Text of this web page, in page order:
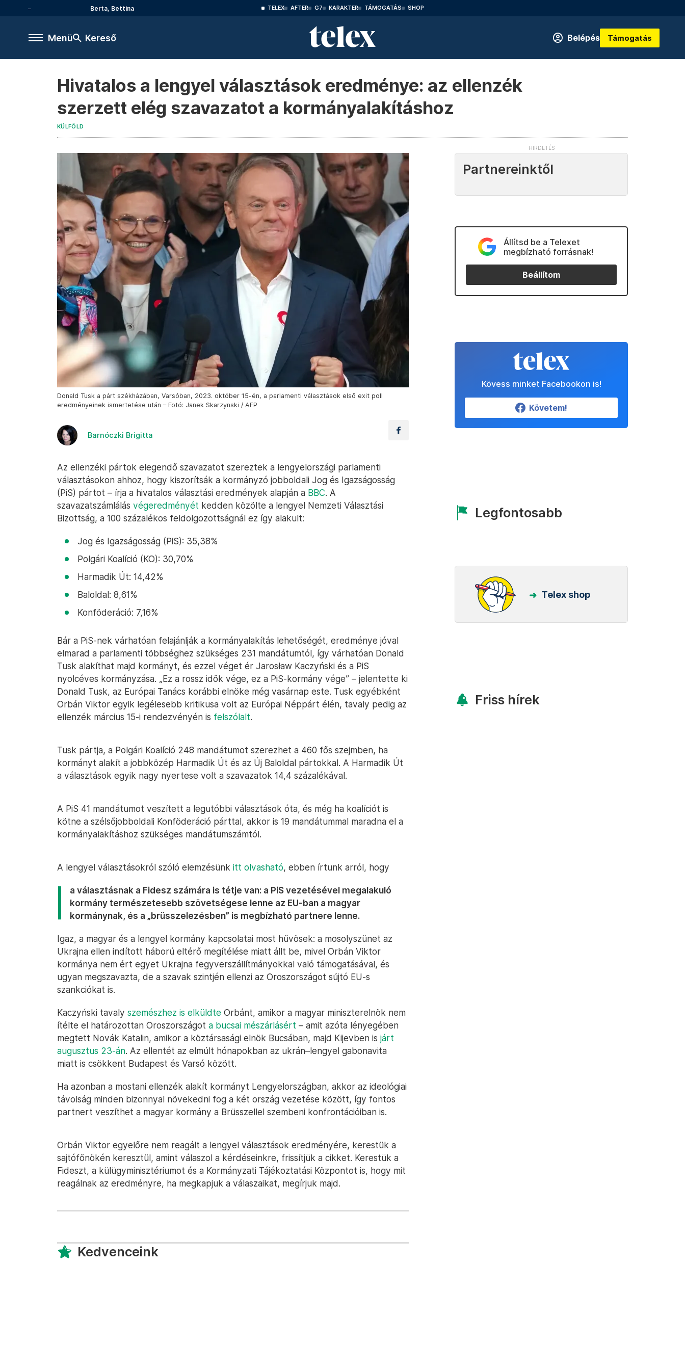
Berta, Bettina TELEX AFTER G7 KARAKTER TÁMOGATÁS SHOP
Menü Kereső Belépés Támogatás
Hivatalos a lengyel választások eredménye: az ellenzék
szerzett elég szavazatot a kormányalakításhoz
KÜLFÖLD
Donald Tusk a párt székházában, Varsóban, 2023. október 15-én, a parlamenti választások első exit poll
eredményeinek ismertetése után – Fotó: Janek Skarzynski / AFP
Barnóczki Brigitta
Az ellenzéki pártok elegendő szavazatot szereztek a lengyelországi parlamenti
választásokon ahhoz, hogy kiszorítsák a kormányzó jobboldali Jog és Igazságosság
(PiS) pártot – írja a hivatalos választási eredmények alapján a BBC. A
szavazatszámlálás végeredményét kedden közölte a lengyel Nemzeti Választási
Bizottság, a 100 százalékos feldolgozottságnál ez így alakult:
Jog és Igazságosság (PiS): 35,38%
Polgári Koalíció (KO): 30,70%
Harmadik Út: 14,42%
Baloldal: 8,61%
Konföderáció: 7,16%
Bár a PiS-nek várhatóan felajánlják a kormányalakítás lehetőségét, eredménye jóval
elmarad a parlamenti többséghez szükséges 231 mandátumtól, így várhatóan Donald
Tusk alakíthat majd kormányt, és ezzel véget ér Jarosław Kaczyński és a PiS
nyolcéves kormányzása. „Ez a rossz idők vége, ez a PiS-kormány vége” – jelentette ki
Donald Tusk, az Európai Tanács korábbi elnöke még vasárnap este. Tusk egyébként
Orbán Viktor egyik legélesebb kritikusa volt az Európai Néppárt élén, tavaly pedig az
ellenzék március 15-i rendezvényén is felszólalt.
Tusk pártja, a Polgári Koalíció 248 mandátumot szerezhet a 460 fős szejmben, ha
kormányt alakít a jobbközép Harmadik Út és az Új Baloldal pártokkal. A Harmadik Út
a választások egyik nagy nyertese volt a szavazatok 14,4 százalékával.
A PiS 41 mandátumot veszített a legutóbbi választások óta, és még ha koalíciót is
kötne a szélsőjobboldali Konföderáció párttal, akkor is 19 mandátummal maradna el a
kormányalakításhoz szükséges mandátumszámtól.
A lengyel választásokról szóló elemzésünk itt olvasható, ebben írtunk arról, hogy
a választásnak a Fidesz számára is tétje van: a PiS vezetésével megalakuló
kormány természetesebb szövetségese lenne az EU-ban a magyar
kormánynak, és a „brüsszelezésben” is megbízható partnere lenne.
Igaz, a magyar és a lengyel kormány kapcsolatai most hűvösek: a mosolyszünet az
Ukrajna ellen indított háború eltérő megítélése miatt állt be, mivel Orbán Viktor
kormánya nem ért egyet Ukrajna fegyverszállítmányokkal való támogatásával, és
ugyan megszavazta, de a szavak szintjén ellenzi az Oroszországot sújtó EU-s
szankciókat is.
Kaczyński tavaly szemészhez is elküldte Orbánt, amikor a magyar miniszterelnök nem
ítélte el határozottan Oroszországot a bucsai mészárlásért – amit azóta lényegében
megtett Novák Katalin, amikor a köztársasági elnök Bucsában, majd Kijevben is járt
augusztus 23-án. Az ellentét az elmúlt hónapokban az ukrán–lengyel gabonavita
miatt is csökkent Budapest és Varsó között.
Ha azonban a mostani ellenzék alakít kormányt Lengyelországban, akkor az ideológiai
távolság minden bizonnyal növekedni fog a két ország vezetése között, így fontos
partnert veszíthet a magyar kormány a Brüsszellel szembeni konfrontációiban is.
Orbán Viktor egyelőre nem reagált a lengyel választások eredményére, kerestük a
sajtófőnökén keresztül, amint válaszol a kérdéseinkre, frissítjük a cikket. Kerestük a
Fideszt, a külügyminisztériumot és a Kormányzati Tájékoztatási Központot is, hogy mit
reagálnak az eredményre, ha megkapjuk a válaszaikat, megírjuk majd.
Kedvenceink
Partnereinktől
Állítsd be a Telexet
megbízható forrásnak!
Beállítom
Kövess minket Facebookon is!
Követem!
Legfontosabb
Telex shop
Friss hírek